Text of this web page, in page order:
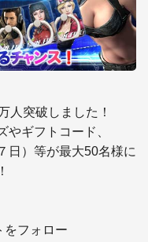
人突破しました！
やギフトコード、
日）等が最大50名様に
をフォロー